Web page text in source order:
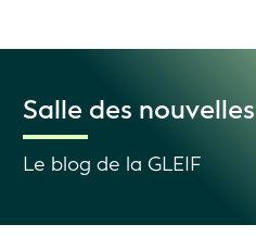
Salle des
Le blog de la GLEIF